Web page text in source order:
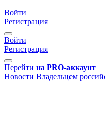
Войти
Регистрация
Войти
Регистрация
Перейти на PRO-аккаунт
Новости Владельцем